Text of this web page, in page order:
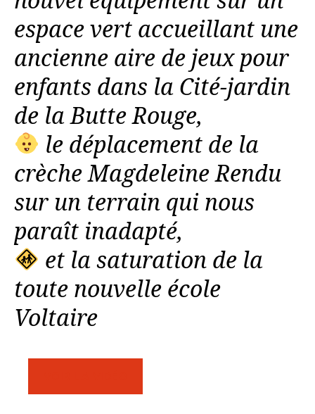
espace vert accueillant une
ancienne aire de jeux pour
enfants dans la Cité-jardin
de la Butte Rouge,
le déplacement de la
crèche Magdeleine Rendu
sur un terrain qui nous
paraît inadapté,
et la saturation de la
toute nouvelle école
Voltaire